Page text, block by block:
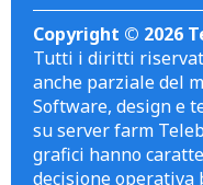
Copyright © 2026
Tutti i diritti
anche parziale del
Software, design e
su server farm
grafici hanno
decisione operativa